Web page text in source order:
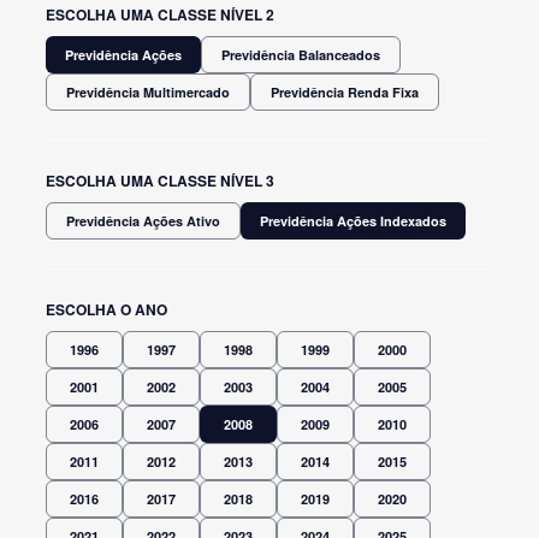
ESCOLHA UMA CLASSE NÍVEL 2
Previdência Ações Previdência Balanceados
Previdência Multimercado Previdência Renda Fixa
ESCOLHA UMA CLASSE NÍVEL 3
Previdência Ações Ativo Previdência Ações Indexados
ESCOLHA O ANO
1996 1997 1998 1999 2000
2001 2002 2003 2004 2005
2006 2007 2008 2009 2010
2011 2012 2013 2014 2015
2016 2017 2018 2019 2020